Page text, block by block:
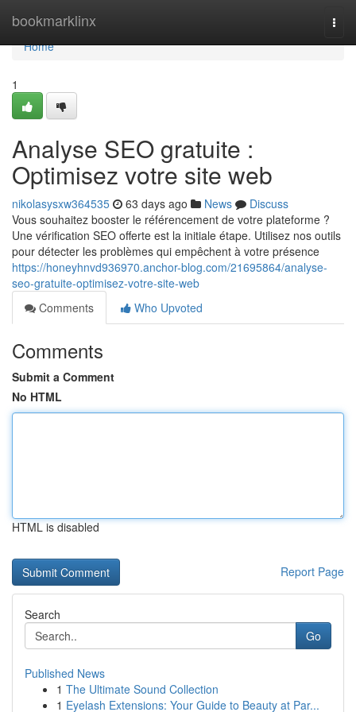
bookmarklinx
Home
Home
1
Analyse SEO gratuite :
Optimisez votre site web
nikolasysxw364535 63 days ago News
Discuss
Vous souhaitez booster le référencement de votre plateforme ?
Une vérification SEO offerte est la initiale étape. Utilisez nos outils
pour détecter les problèmes qui empêchent à votre présence
https://honeyhnvd936970.anchor-blog.com/21695864/analyse-
seo-gratuite-optimisez-votre-site-web
Comments
Who Upvoted
Comments
Submit a Comment
No HTML
HTML is disabled
Report Page
Search
Go
Published News
1 The Ultimate Sound Collection
1 Eyelash Extensions: Your Guide to Beauty at Par...